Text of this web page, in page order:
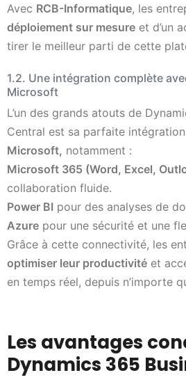
Avec RCB-Informatique, les
déploiement sur mesure et d’un
tirer le meilleur parti de cette
1.2. Une intégration complète
Microsoft
L’un des grands atouts de
Central est sa parfaite
Microsoft, notamment :
Microsoft 365 (Word, Excel,
collaboration fluide.
Power BI pour des analyses de
Azure pour une sécurité et une
Grâce à cette connectivité, les
optimiser leur productivité et
en temps réel, depuis n’importe
Les avantages
Dynamics 365